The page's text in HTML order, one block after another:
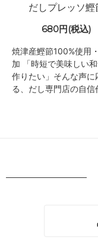
だしプレッソ鰹
680円(税込)
焼津産鰹節100%使用
加 「時短で美味しい
作りたい」そんな声に
る、だし専門店の自信